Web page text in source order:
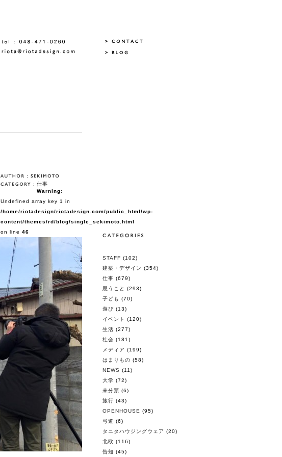
仕事
Warning:
Undefined array key 1 in
/home/riotadesign/riotadesign.com/public_html/wp-
content/themes/rd/blog/single_sekimoto.html
on line 46
STAFF (102)
建築・デザイン (354)
仕事 (679)
思うこと
(293)
子ども (70)
遊び (13)
イベント
(120)
生活 (277)
社会 (181)
メディア (199)
はまりもの (58)
NEWS (11)
大学 (72)
未分類 (6)
旅行 (43)
OPENHOUSE (95)
弓道 (6)
タニタハウジングウェア (20)
北欧 (116)
告知 (45)